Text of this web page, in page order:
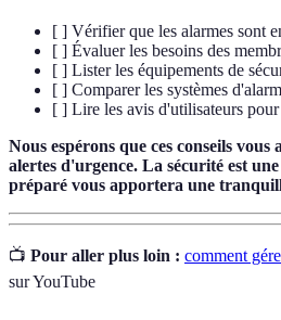
[ ] Vérifier que les alarmes sont
[ ] Évaluer les besoins des
[ ] Lister les équipements de
[ ] Comparer les systèmes
[ ] Lire les avis d'utilisateurs
Nous espérons que ces conseils
alertes d'urgence. La sécurité est
préparé vous apportera une
📺 Pour aller plus loin : comment
sur YouTube